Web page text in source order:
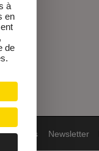
cookies Newsletter
à
en
de